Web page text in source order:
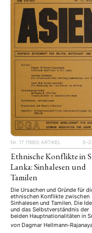
Stellenausschreibung
Summer School
Umwelt (45)
MITGLIEDSCHAFT
MITGLIEDERBEREICH
Singhalesen. Rassismus als
Massenphänomen.
Nr. 17 (1985) ARTIKEL
Ethnische Konflikte in
Lanka: Sinhalesen und
Tamilen
Die Ursachen und Gründe für
ethnischen Konflikte zwischen
Sinhalesen und Tamilen. Die
und das Selbstverständnis der
beiden Hauptnationalitäten in
Lanka. Die dynastischen und
militärischen Verflechtungen
von Dagmar Hellmann-